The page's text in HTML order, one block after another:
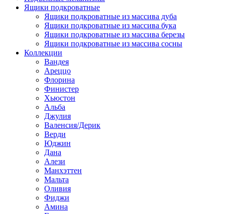
Ящики подкроватные
Ящики подкроватные из массива дуба
Ящики подкроватные из массива бука
Ящики подкроватные из массива березы
Ящики подкроватные из массива сосны
Коллекции
Вандея
Ареццо
Флорина
Финистер
Хьюстон
Альба
Джулия
Валенсия/Дерик
Верди
Юджин
Дана
Алези
Манхэттен
Мальта
Оливия
Фиджи
Амина